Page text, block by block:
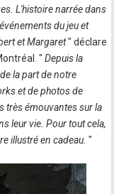
L'histoire narrée dans
du jeu et
et Margaret" déclare
" Depuis la
la part de notre
et de photos de
très émouvantes sur la
leur vie. Pour tout cela,
illustré en cadeau."